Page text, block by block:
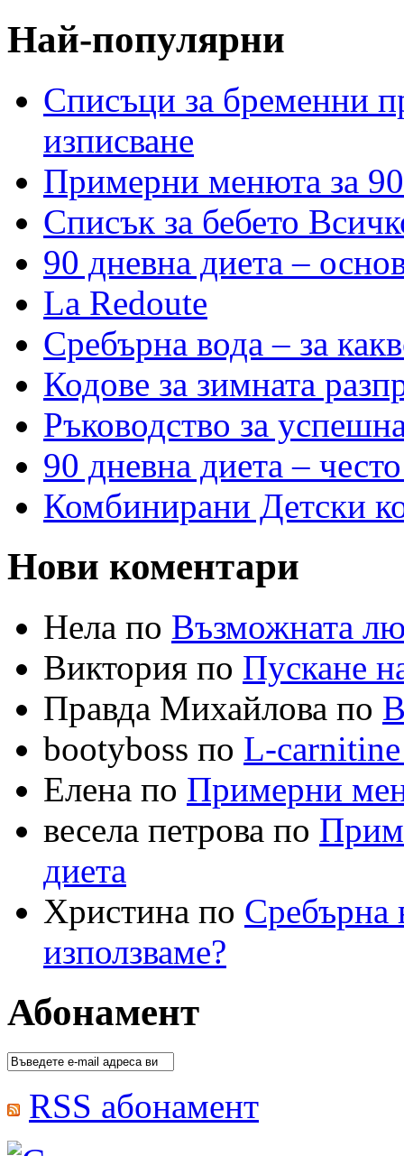
Най-популярни
Списъци за бременни
изписване
Примерни менюта за 90
Списък за бебето
90 дневна диета –
La Redoute
Сребърна вода – за
Кодове за зимната
Ръководство за
90 дневна диета –
Комбинирани Детски
Нови коментари
Нела по Възможната
Виктория по Пускане
Правда Михайлова по
bootyboss по L-
Елена по Примерни
весела петрова по
диета
Христина по Сребърна
използваме?
Абонамент
RSS абонамент